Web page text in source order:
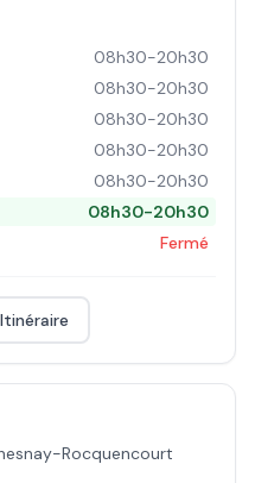
08h30-20h30
08h30-20h30
08h30-20h30
08h30-20h30
08h30-20h30
08h30-20h30
Fermé
Itinéraire
Rocquencourt